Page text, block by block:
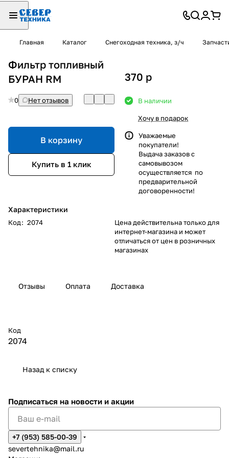
Главная Каталог Снегоходная техника, з/ч
Фильтр топливный
БУРАН RM
0 Нет отзывов
В корзину
Купить в 1 клик
Характеристики
Код: 2074
370 p
В наличии
Хочу в подарок
Уважаемые
покупатели!
Выдача заказов с
самовывозом
осуществляется по
предварительной
договоренности!
Цена действительна только для
интернет-магазина и может
отличаться от цен в розничных
магазинах
Отзывы Оплата Доставка
Код
2074
Назад к списку
Подписаться на новости и акции
+7 (953) 585-00-39
severtehnika@mail.ru